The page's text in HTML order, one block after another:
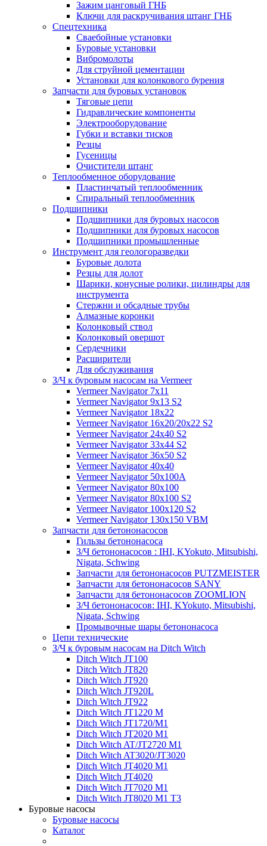
Зажим цанговый ГНБ
Ключи для раскручивания штанг ГНБ
Спецтехника
Сваебойные установки
Буровые установки
Вибромолоты
Для струйной цементации
Установки для колонкового бурения
Запчасти для буровых установок
Тяговые цепи
Гидравлические компоненты
Электрооборудование
Губки и вставки тисков
Резцы
Гусеницы
Очистители штанг
Теплообменное оборудование
Пластинчатый теплообменник
Спиральный теплообменник
Подшипники
Подшипники для буровых насосов
Подшипники для буровых насосов
Подшипники промышленные
Инструмент для геологоразведки
Буровые долота
Резцы для долот
Шарики, конусные ролики, цилиндры для
инструмента
Стержни и обсадные трубы
Алмазные коронки
Колонковый ствол
Колонковый овершот
Сердечники
Расширители
Для обслуживания
З/Ч к буровым насосам на Vermeer
Vermeer Navigator 7x11
Vermeer Navigator 9x13 S2
Vermeer Navigator 18x22
Vermeer Navigator 16x20/20x22 S2
Vermeer Navigator 24x40 S2
Vermeer Navigator 33x44 S2
Vermeer Navigator 36x50 S2
Vermeer Navigator 40x40
Vermeer Navigator 50x100A
Vermeer Navigator 80x100
Vermeer Navigator 80x100 S2
Vermeer Navigator 100x120 S2
Vermeer Navigator 130x150 VBM
Запчасти для бетононасосов
Гильзы бетононасоса
З/Ч бетононасосов : IHI, KYokuto, Mitsubishi,
Nigata, Schwing
Запчасти для бетононасосов PUTZMEISTER
Запчасти для бетононасосов SANY
Запчасти для бетононасосов ZOOMLION
З/Ч бетононасосов: IHI, KYokuto, Mitsubishi,
Nigata, Schwing
Промывочные шары бетононасоса
Цепи технические
З/Ч к буровым насосам на Ditch Witch
Ditch Witch JT100
Ditch Witch JT820
Ditch Witch JT920
Ditch Witch JT920L
Ditch Witch JT922
Ditch Witch JT1220 M
Ditch Witch JT1720/M1
Ditch Witch JT2020 M1
Ditch Witch AT/JT2720 M1
Ditch Witch AT3020/JT3020
Ditch Witch JT4020 M1
Ditch Witch JT4020
Ditch Witch JT7020 M1
Ditch Witch JT8020 M1 T3
Буровые насосы
Буровые насосы
Каталог